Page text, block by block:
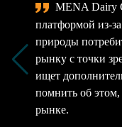
MENA Dairy
платформой из-
природы
рынку с точки
ищет
помнить об этом,
рынке.